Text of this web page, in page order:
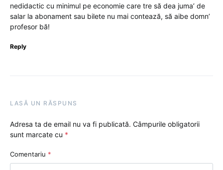
nedidactic cu minimul pe economie care tre să dea juma’ de
salar la abonament sau bilete nu mai contează, să aibe domn’
profesor bă!
Reply
LASĂ UN RĂSPUNS
Adresa ta de email nu va fi publicată. Câmpurile obligatorii
sunt marcate cu *
Comentariu *